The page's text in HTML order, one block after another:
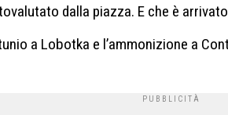
dalla piazza. E che è
a Lobotka e l’ammonizione a